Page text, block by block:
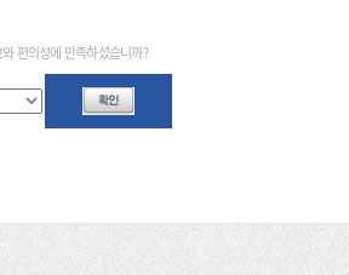
편의성에 만족하셨습니까?